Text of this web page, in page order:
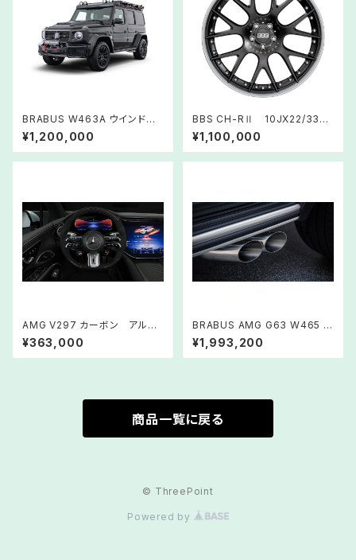
BRABUS W463A ウインドデ
フレクター カーボン
¥1,200,000
BBS CH-RⅡ 10JX22/33
ホイール
¥1,100,000
AMG V297 カーボン アルカ
ンタラ ステアリング
¥363,000
BRABUS AMG G63 W465 エ
キゾースト
¥1,993,200
商品一覧に戻る
© ThreePoint
Powered by